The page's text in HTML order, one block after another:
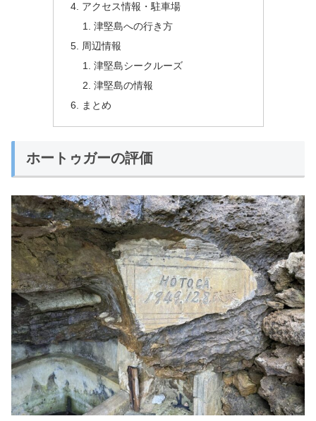
アクセス情報・駐車場
津堅島への行き方
周辺情報
津堅島シークルーズ
津堅島の情報
まとめ
ホートゥガーの評価